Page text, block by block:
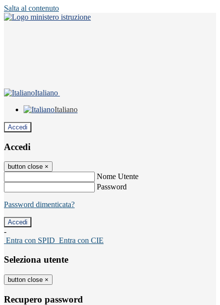
Salta al contenuto
Italiano
Italiano
Accedi
Accedi
button close ×
Nome Utente
Password
Password dimenticata?
-
Entra con SPID Entra con CIE
Seleziona utente
button close ×
Recupero password